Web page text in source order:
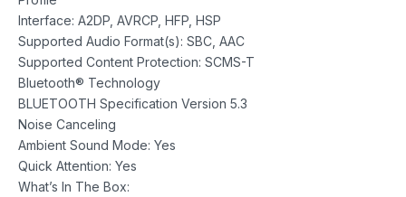
Interface: A2DP, AVRCP, HFP, HSP
Supported Audio Format(s): SBC, AAC
Supported Content Protection: SCMS-T
Bluetooth® Technology
BLUETOOTH Specification Version 5.3
Noise Canceling
Ambient Sound Mode: Yes
Quick Attention: Yes
What’s In The Box: